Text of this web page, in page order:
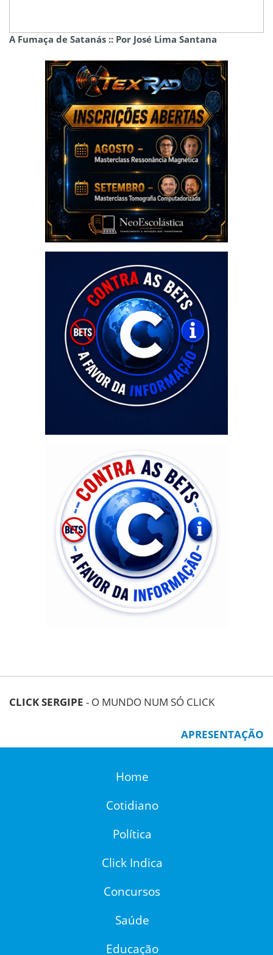
A Fumaça de Satanás :: Por José Lima Santana
CLICK SERGIPE - O MUNDO NUM SÓ CLICK
APRESENTAÇÃO
Home
Cotidiano
Política
Click Indica
Concursos
Saúde
Educação